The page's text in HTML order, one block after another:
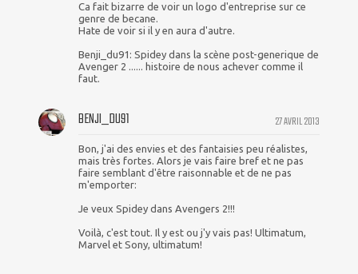
Ca fait bizarre de voir un logo d'entreprise sur ce
genre de becane.
Hate de voir si il y en aura d'autre.
Benji_du91: Spidey dans la scène post-generique de
Avenger 2 ...... histoire de nous achever comme il
faut.
27 AVRIL 2013
BENJI_DU91
Bon, j'ai des envies et des fantaisies peu réalistes,
mais très fortes. Alors je vais faire bref et ne pas
faire semblant d'être raisonnable et de ne pas
m'emporter:
Je veux Spidey dans Avengers 2!!!
Voilà, c'est tout. Il y est ou j'y vais pas! Ultimatum,
Marvel et Sony, ultimatum!